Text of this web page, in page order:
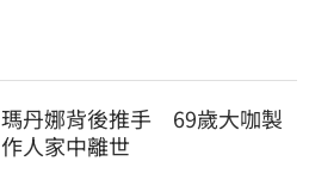
瑪丹娜背後推手　69歲大咖製
作人家中離世